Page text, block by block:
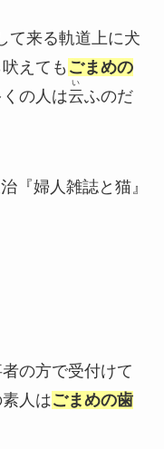
て来る軌道上に犬
えても ごまめの
の人は云
い
ふのだ
『婦人雑誌と猫』
の方で受付けて
人はごまめの歯